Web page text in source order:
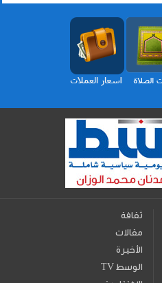
ثقافة
مقالات
الأخيرة
TV الوسط